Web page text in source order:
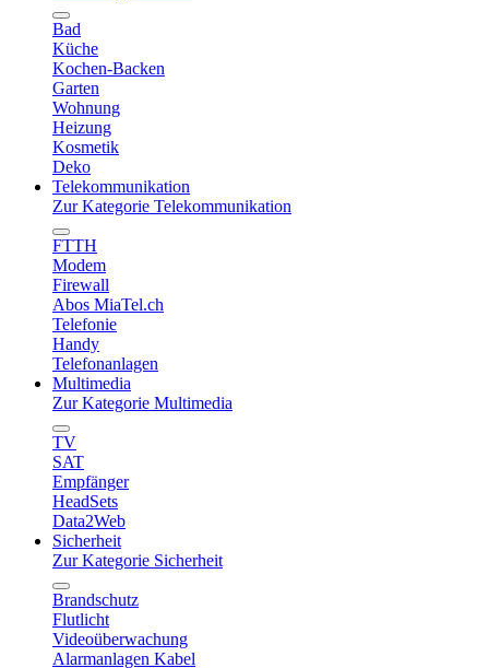
Bad
Küche
Kochen-Backen
Garten
Wohnung
Heizung
Kosmetik
Deko
Telekommunikation
Zur Kategorie Telekommunikation
FTTH
Modem
Firewall
Abos MiaTel.ch
Telefonie
Handy
Telefonanlagen
Multimedia
Zur Kategorie Multimedia
TV
SAT
Empfänger
HeadSets
Data2Web
Sicherheit
Zur Kategorie Sicherheit
Brandschutz
Flutlicht
Videoüberwachung
Alarmanlagen Kabel